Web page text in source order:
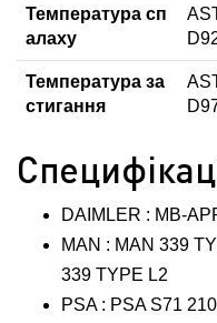
Температура сп
алаху
Температура за
стигання
DAIMLER : MB-
MAN : MAN 339
339 TYPE L2
PSA : PSA S71